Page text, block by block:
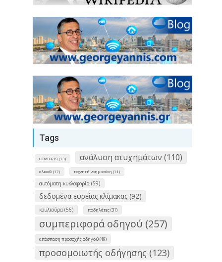
Tags
COVID-19 (13) ανάλυση ατυχημάτων (110)
αλκοόλ (17) τεχνητή νοημοσύνη (11)
αυτόματη κυκλοφορία (59)
δεδομένα ευρείας κλίμακας (92)
κουλτούρα (56) ποδηλάτες (31)
συμπεριφορά οδηγού (257)
απόσπαση προσοχής οδηγού (49)
προσομοιωτής οδήγησης (123)